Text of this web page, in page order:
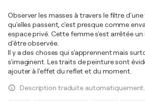
Observer les masses à travers le filtre
qu'elles passent, c'est presque comme
espace privé. Cette femme s'est arrêtée
d'être observée.
Il y a des choses qui s'apprennent mais
s'imaginent. Les traits de peinture sont
ajouter à l'effet du reflet et du moment.
Description traduite automatiquement.